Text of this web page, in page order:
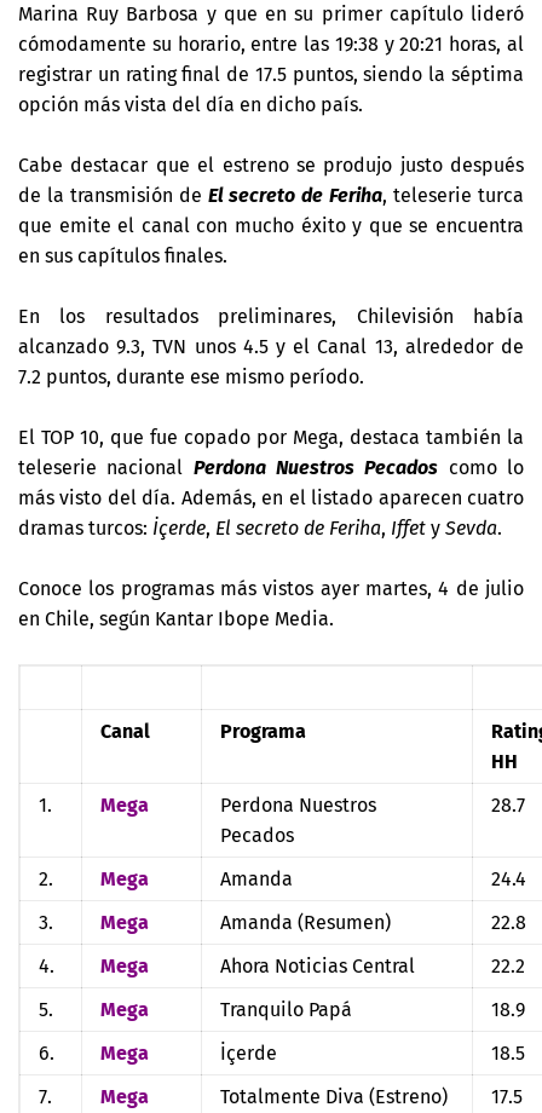
Marina Ruy Barbosa y que en su primer capítulo lideró
cómodamente su horario, entre las 19:38 y 20:21 horas, al
registrar un rating final de 17.5 puntos, siendo la séptima
opción más vista del día en dicho país.
Cabe destacar que el estreno se produjo justo después
de la transmisión de El secreto de Feriha, teleserie turca
que emite el canal con mucho éxito y que se encuentra
en sus capítulos finales.
En los resultados preliminares, Chilevisión había
alcanzado 9.3, TVN unos 4.5 y el Canal 13, alrededor de
7.2 puntos, durante ese mismo período.
El TOP 10, que fue copado por Mega, destaca también la
teleserie nacional Perdona Nuestros Pecados como lo
más visto del día. Además, en el listado aparecen cuatro
dramas turcos: İçerde, El secreto de Feriha, Iffet y Sevda.
Conoce los programas más vistos ayer martes, 4 de julio
en Chile, según Kantar Ibope Media.
Canal Programa
HH
1.
Mega
Perdona Nuestros
Pecados
28.7
2. Mega Amanda
24.4
3.
Mega Amanda (Resumen)
22.8
4.
Mega Ahora Noticias Central
22.2
5.
Mega Tranquilo Papá
18.9
6.
Mega İçerde
18.5
7.
Mega Totalmente Diva (Estreno)
17.5